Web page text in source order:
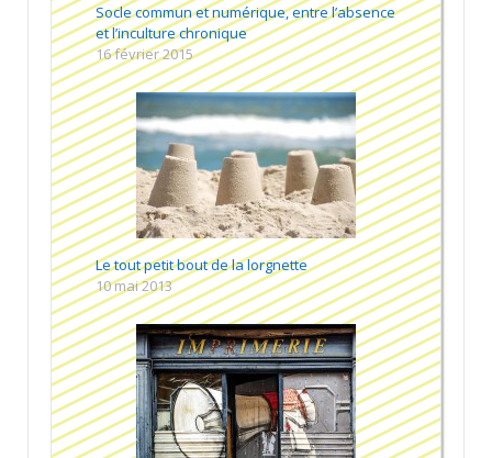
Socle commun et numérique, entre l’absence
et l’inculture chronique
16 février 2015
Le tout petit bout de la lorgnette
10 mai 2013